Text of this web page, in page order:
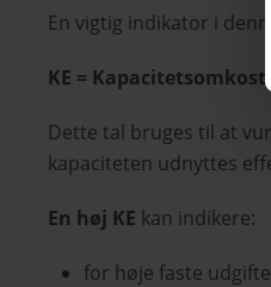
En vigtig indikator i
KE =
Dette tal bruges til at
kapaciteten udnyttes
En høj KE kan indikere:
for høje faste